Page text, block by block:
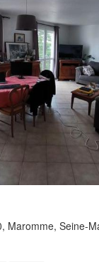
Maromme, Seine-